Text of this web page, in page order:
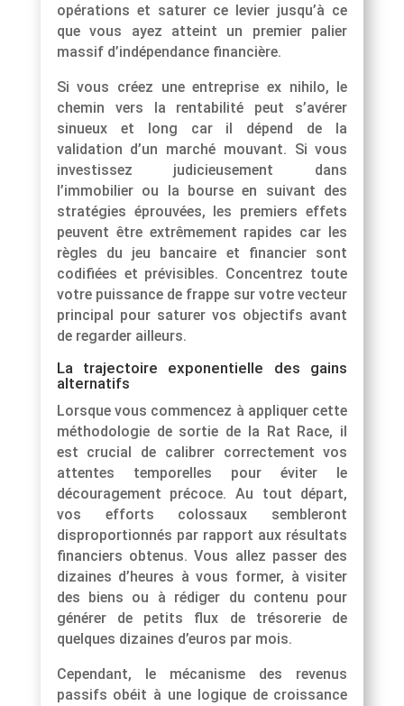
opérations et saturer ce levier jusqu’à ce
que vous ayez atteint un premier palier
massif d’indépendance financière.
Si vous créez une entreprise ex nihilo, le
chemin vers la rentabilité peut s’avérer
sinueux et long car il dépend de la
validation d’un marché mouvant. Si vous
investissez judicieusement dans
l’immobilier ou la bourse en suivant des
stratégies éprouvées, les premiers effets
peuvent être extrêmement rapides car les
règles du jeu bancaire et financier sont
codifiées et prévisibles. Concentrez toute
votre puissance de frappe sur votre vecteur
principal pour saturer vos objectifs avant
de regarder ailleurs.
La trajectoire exponentielle des gains
alternatifs
Lorsque vous commencez à appliquer cette
méthodologie de sortie de la Rat Race, il
est crucial de calibrer correctement vos
attentes temporelles pour éviter le
découragement précoce. Au tout départ,
vos efforts colossaux sembleront
disproportionnés par rapport aux résultats
financiers obtenus. Vous allez passer des
dizaines d’heures à vous former, à visiter
des biens ou à rédiger du contenu pour
générer de petits flux de trésorerie de
quelques dizaines d’euros par mois.
Cependant, le mécanisme des revenus
passifs obéit à une logique de croissance